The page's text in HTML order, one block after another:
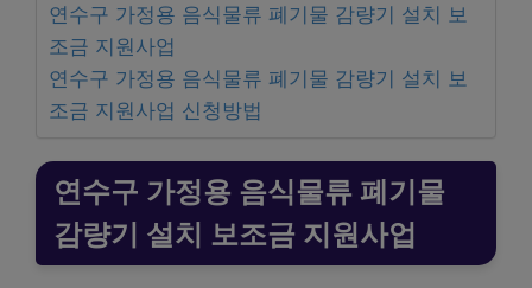
연수구 가정용 음식물류 폐기물 감량기 설치 보
조금 지원사업
연수구 가정용 음식물류 폐기물 감량기 설치 보
조금 지원사업 신청방법
연수구 가정용 음식물류 폐기물
감량기 설치 보조금 지원사업